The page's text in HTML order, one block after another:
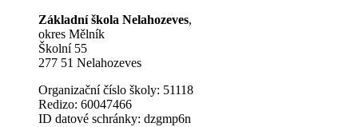
Základní škola Nelahozeves,
okres Mělník
Školní 55
277 51 Nelahozeves
Organizační číslo školy: 51118
Redizo: 60047466
ID datové schránky: dzgmp6n